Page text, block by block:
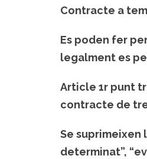
Contracte a
Es poden fer
legalment es
Article 1r punt
contracte de
Se suprimeixen
determinat”,